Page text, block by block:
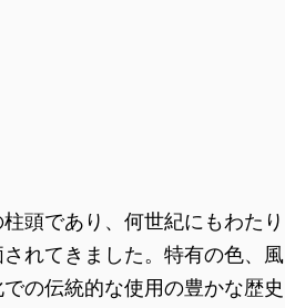
頭であり、何世紀にもわたり
れてきました。特有の色、風
の伝統的な使用の豊かな歴史